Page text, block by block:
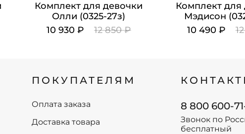
Комплект для девочки
Олли (0325-27з)
10 930 ₽
12 850 ₽
104
128
Комплект для
Мэдисон
10 490 ₽
92
104
116
ПОКУПАТЕЛЯМ
Оплата заказа
Доставка товара
8 800 600-
Звонок по
бесплатный